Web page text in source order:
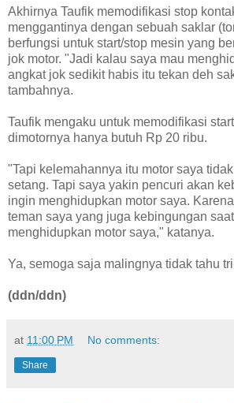
Akhirnya Taufik memodifikasi stop
menggantinya dengan sebuah saklar
berfungsi untuk start/stop mesin yang
jok motor. "Jadi kalau saya mau
angkat jok sedikit habis itu tekan deh
tambahnya.
Taufik mengaku untuk memodifikasi
dimotornya hanya butuh Rp 20 ribu.
"Tapi kelemahannya itu motor saya
setang. Tapi saya yakin pencuri akan
ingin menghidupkan motor saya.
teman saya yang juga kebingungan
menghidupkan motor saya," katanya.
Ya, semoga saja malingnya tidak tahu
(ddn/ddn)
at 11:00 PM No comments:
Share